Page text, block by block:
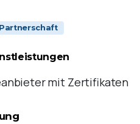
mit Zertifikaten